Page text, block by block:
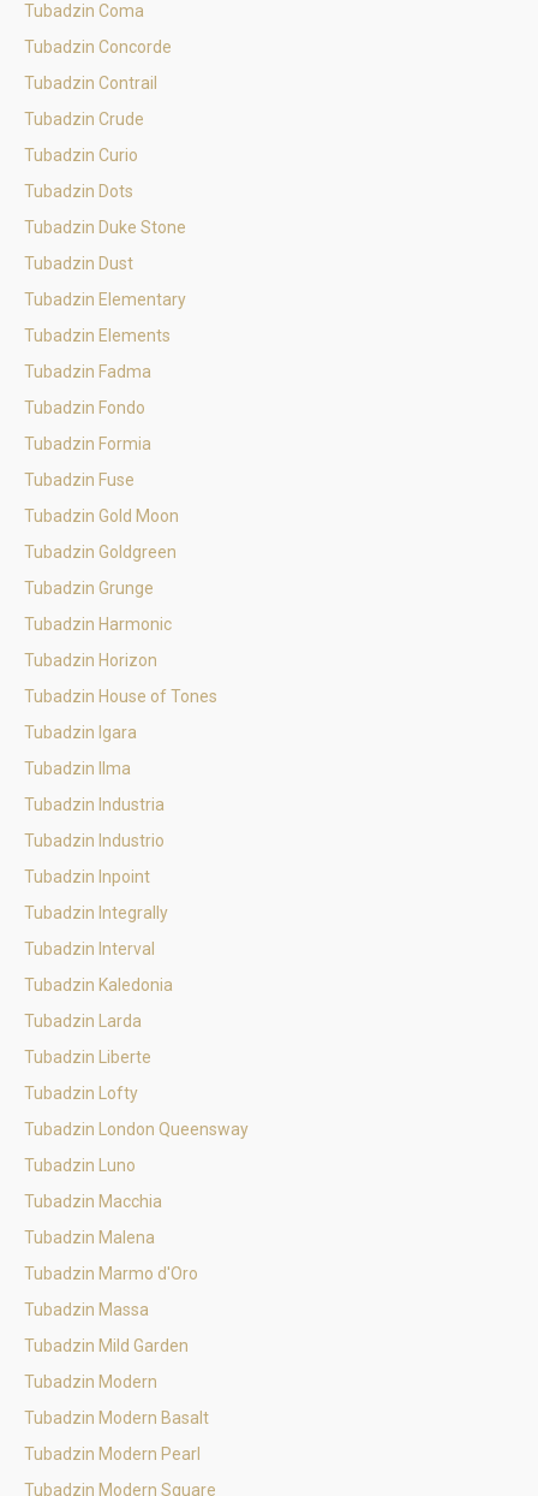
Tubadzin Coma
Tubadzin Concorde
Tubadzin Contrail
Tubadzin Crude
Tubadzin Curio
Tubadzin Dots
Tubadzin Duke Stone
Tubadzin Dust
Tubadzin Elementary
Tubadzin Elements
Tubadzin Fadma
Tubadzin Fondo
Tubadzin Formia
Tubadzin Fuse
Tubadzin Gold Moon
Tubadzin Goldgreen
Tubadzin Grunge
Tubadzin Harmonic
Tubadzin Horizon
Tubadzin House of Tones
Tubadzin Igara
Tubadzin Ilma
Tubadzin Industria
Tubadzin Industrio
Tubadzin Inpoint
Tubadzin Integrally
Tubadzin Interval
Tubadzin Kaledonia
Tubadzin Larda
Tubadzin Liberte
Tubadzin Lofty
Tubadzin London Queensway
Tubadzin Luno
Tubadzin Macchia
Tubadzin Malena
Tubadzin Marmo d'Oro
Tubadzin Massa
Tubadzin Mild Garden
Tubadzin Modern
Tubadzin Modern Basalt
Tubadzin Modern Pearl
Tubadzin Modern Square